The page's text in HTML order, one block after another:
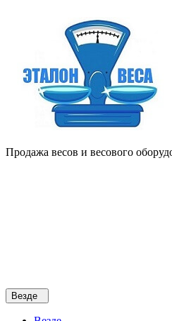
Продажа весов и весового
Везде